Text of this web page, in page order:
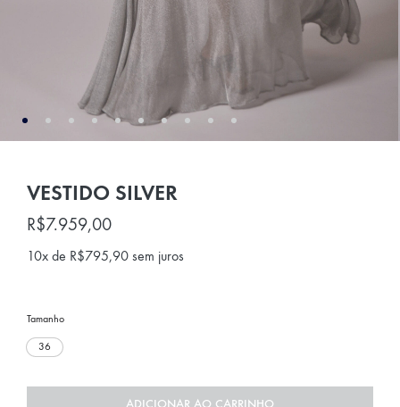
VESTIDO SILVER
R$7.959,00
10x de R$795,90 sem juros
Tamanho
36
ADICIONAR AO CARRINHO